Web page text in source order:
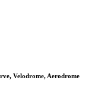
Velodrome, Aerodrome